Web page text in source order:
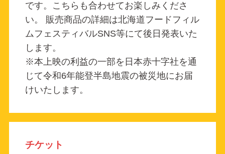
です。こちらも合わせてお楽しみくださ
い。 販売商品の詳細は北海道フードフィル
ムフェスティバルSNS等にて後日発表いた
します。
※本上映の利益の一部を日本赤十字社を通
じて令和6年能登半島地震の被災地にお届
けいたします。
チケット